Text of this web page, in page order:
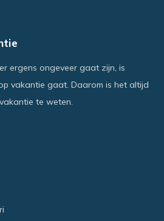
ergens ongeveer gaat zijn, is
vakantie gaat. Daarom is het altijd
te weten.